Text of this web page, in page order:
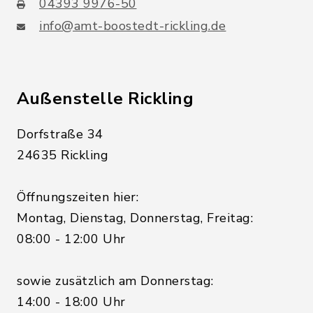
04393 9976-50
info@amt-boostedt-rickling.de
Außenstelle Rickling
Dorfstraße 34
24635 Rickling
Öffnungszeiten hier:
Montag, Dienstag, Donnerstag, Freitag:
08:00 - 12:00 Uhr
sowie zusätzlich am Donnerstag:
14:00 - 18:00 Uhr